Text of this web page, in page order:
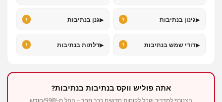
▸גינון בנתיבות 1
▸גנן בנתיבות 1
▸דודי שמש בנתיבות 1
▸דלתות בנתיבות 1
אתה פוליש ווקס בנתיבות בנתיבות?
הצטרף למדריך וקבל לקוחות חדשים כבר מחר – החל מ-99₪/חודש